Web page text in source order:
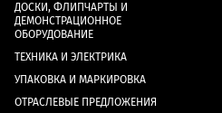
ДОСКИ, ФЛИПЧАРТЫ И
ДЕМОНСТРАЦИОННОЕ
ОБОРУДОВАНИЕ
ТЕХНИКА И ЭЛЕКТРИКА
УПАКОВКА И МАРКИРОВКА
ОТРАСЛЕВЫЕ ПРЕДЛОЖЕНИЯ